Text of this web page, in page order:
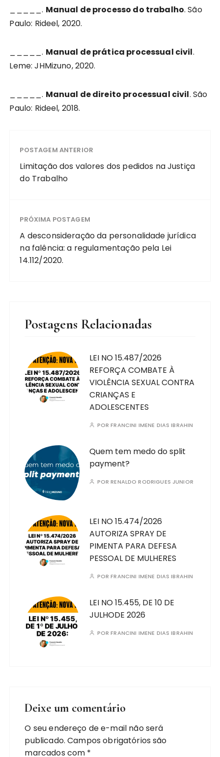
_____. Manual de processo do trabalho. São
Paulo: Rideel, 2020.
_____. Manual de prática processual civil.
Leme: JHMizuno, 2020.
_____. Manual de direito processual civil. São
Paulo: Rideel, 2018.
POSTAGEM ANTERIOR
Limitação dos valores dos pedidos na Justiça
do Trabalho
PRÓXIMA POSTAGEM
A desconsideração da personalidade jurídica
na falência: a regulamentação pela Lei
14.112/2020.
Postagens Relacionadas
LEI NO 15.487/2026
REFORÇA COMBATE À
VIOLÊNCIA SEXUAL CONTRA
CRIANÇAS E
ADOLESCENTES
PORFRANCINI IMENE DIAS IBRAHIN
Quem tem medo do split
payment?
PORRENALDO RODRIGUES JUNIOR
LEI NO 15.474/2026
AUTORIZA SPRAY DE
PIMENTA PARA DEFESA
PESSOAL DE MULHERES
PORFRANCINI IMENE DIAS IBRAHIN
LEI NO 15.455, DE 10 DE
JULHODE 2026
PORFRANCINI IMENE DIAS IBRAHIN
Deixe um comentário
O seu endereço de e-mail não será
publicado. Campos obrigatórios são
marcados com *